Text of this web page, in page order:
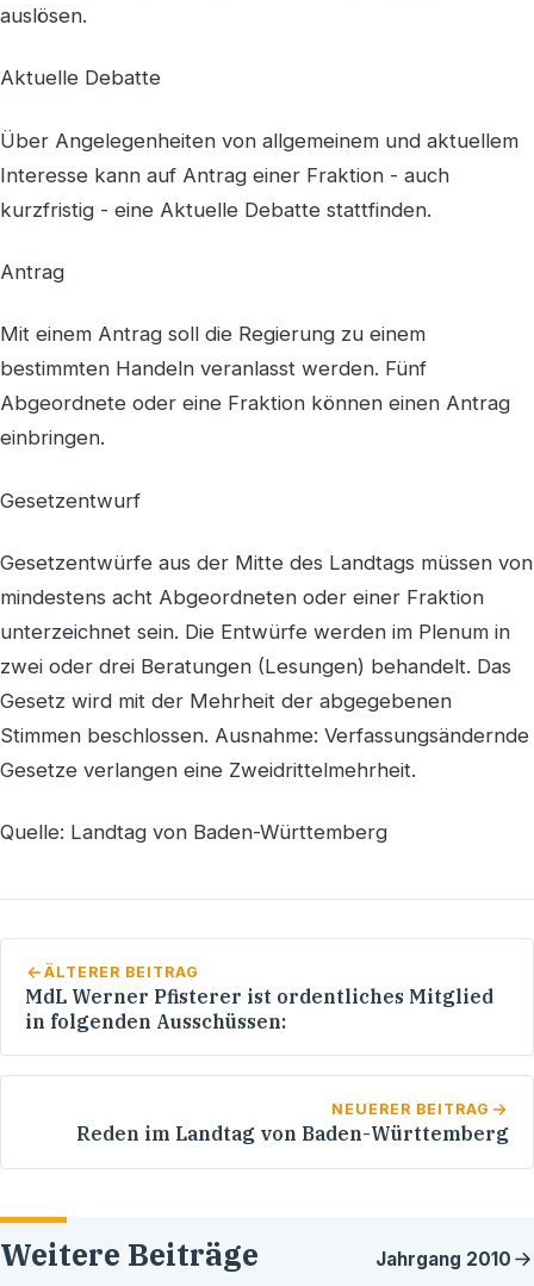
auslösen.
Aktuelle Debatte
Über Angelegenheiten von allgemeinem und aktuellem
Interesse kann auf Antrag einer Fraktion - auch
kurzfristig - eine Aktuelle Debatte stattfinden.
Antrag
Mit einem Antrag soll die Regierung zu einem
bestimmten Handeln veranlasst werden. Fünf
Abgeordnete oder eine Fraktion können einen Antrag
einbringen.
Gesetzentwurf
Gesetzentwürfe aus der Mitte des Landtags müssen von
mindestens acht Abgeordneten oder einer Fraktion
unterzeichnet sein. Die Entwürfe werden im Plenum in
zwei oder drei Beratungen (Lesungen) behandelt. Das
Gesetz wird mit der Mehrheit der abgegebenen
Stimmen beschlossen. Ausnahme: Verfassungsändernde
Gesetze verlangen eine Zweidrittelmehrheit.
Quelle: Landtag von Baden-Württemberg
ÄLTERER BEITRAG
MdL Werner Pfisterer ist ordentliches Mitglied
in folgenden Ausschüssen:
NEUERER BEITRAG
Reden im Landtag von Baden-Württemberg
Weitere Beiträge Jahrgang 2010